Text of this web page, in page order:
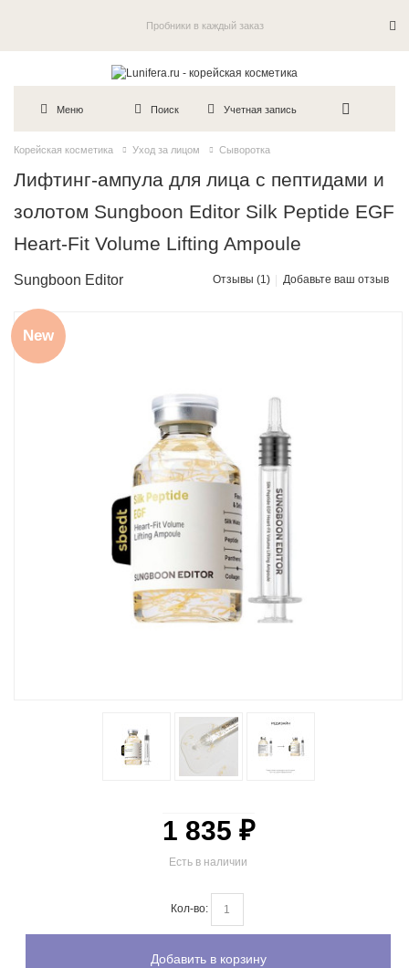
Пробники в каждый заказ
Меню Поиск Учетная запись
Корейская косметика Уход за лицом Сыворотка
Лифтинг-ампула для лица с пептидами и
золотом Sungboon Editor Silk Peptide EGF
Heart-Fit Volume Lifting Ampoule
Sungboon Editor Отзывы (1) Добавьте ваш отзыв
New
Есть в наличии
1 835 ₽
Кол-во:
Добавить в корзину